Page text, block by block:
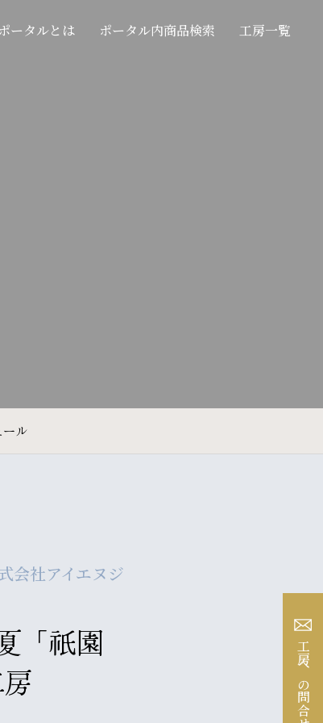
ータルとは ポータル内商品検索 工房一覧
ル
工房への問合せ
会社アイエヌジ
「祇園